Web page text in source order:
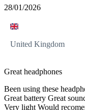
28/01/2026
United Kingdom
Great headphones
Been using these
Great battery Great
Very light Would